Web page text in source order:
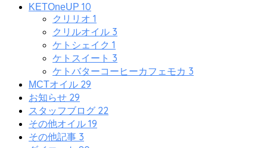
KETOneUP 10
クリリオ 1
クリルオイル 3
ケトシェイク 1
ケトスイート 3
ケトバターコーヒーカフェモカ 3
MCTオイル 29
お知らせ 29
スタッフブログ 22
その他オイル 19
その他記事 3